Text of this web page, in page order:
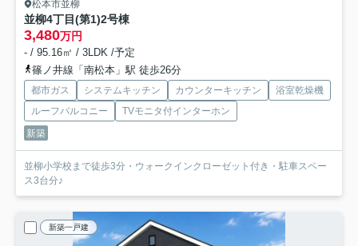
松本市並柳
並柳4丁目(第1)2号棟
3,480万円
- / 95.16㎡ / 3LDK /予定
篠ノ井線「南松本」駅 徒歩26分
都市ガス システムキッチン カウンターキッチン
浴室乾燥機
ルーフバルコニー
TVモニタ付インターホン
新築
並柳小学校まで徒歩3分・ウォークインクローゼット付き・駐車スペー
ス3台分♪
新築一戸建